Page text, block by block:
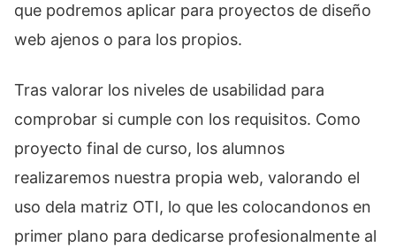
que podremos aplicar para proyectos de diseño
web ajenos o para los propios.
Tras valorar los niveles de usabilidad para
comprobar si cumple con los requisitos. Como
proyecto final de curso, los alumnos
realizaremos nuestra propia web, valorando el
uso dela matriz OTI, lo que les colocandonos en
primer plano para dedicarse profesionalmente al